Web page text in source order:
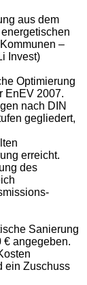
aus dem
–
Invest)
Optimierung
EnEV 2007.
nach DIN
gegliedert,
erreicht.
des
Sanierung
€ angegeben.
ein Zuschuss